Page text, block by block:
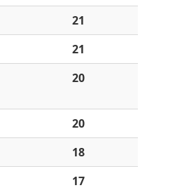
21
21
20
20
18
17